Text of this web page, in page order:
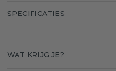
SPECIFICATIES
WAT KRIJG JE?